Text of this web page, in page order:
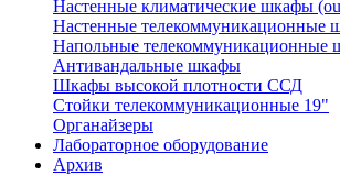
Настенные климатические шкафы
Настенные телекоммуникационные
Напольные телекоммуникационные
Антивандальные шкафы
Шкафы высокой плотности ССД
Стойки телекоммуникационные 19"
Органайзеры
Лабораторное оборудование
Архив